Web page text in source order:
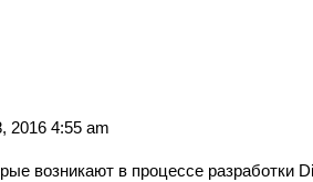
2016 4:55 am
возникают в процессе разработки